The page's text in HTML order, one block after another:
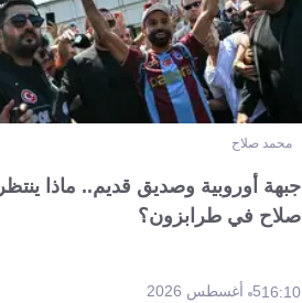
محمد صلاح
جبهة أوروبية وصديق قديم.. ماذا ينتظر
صلاح في طرابزون؟
16:105 أغسطس 2026